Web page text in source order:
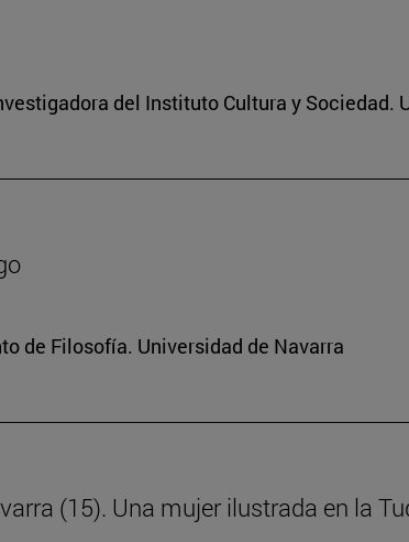
del Instituto Cultura y Sociedad.
de Filosofía. Universidad de Navarra
(15). Una mujer ilustrada en la